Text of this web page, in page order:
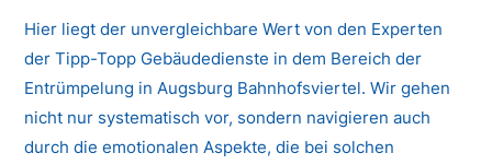
Hier liegt der unvergleichbare Wert von den Experten
der Tipp-Topp Gebäudedienste in dem Bereich der
Entrümpelung in Augsburg Bahnhofsviertel. Wir gehen
nicht nur systematisch vor, sondern navigieren auch
durch die emotionalen Aspekte, die bei solchen